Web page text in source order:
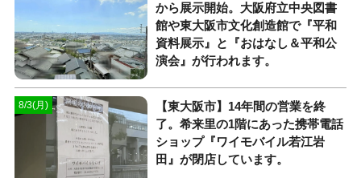
から展示開始。大阪府立中央図書
館や東大阪市文化創造館で『平和
資料展示』と『おはなし＆平和公
演会』が行われます。
8/3(月)
【東大阪市】14年間の営業を終
了。希来里の1階にあった携帯電話
ショップ『ワイモバイル若江岩
田』が閉店しています。